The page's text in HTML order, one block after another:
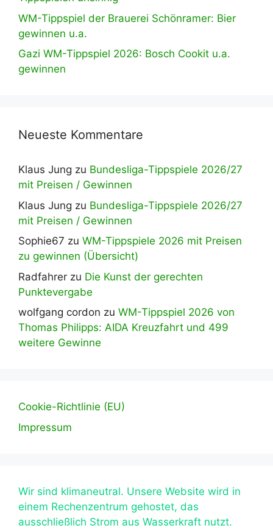
WM-Tippspiel der Brauerei Schönramer: Bier
gewinnen u.a.
Gazi WM-Tippspiel 2026: Bosch Cookit u.a.
gewinnen
Neueste Kommentare
Klaus Jung zu Bundesliga-Tippspiele 2026/27
mit Preisen / Gewinnen
Klaus Jung zu Bundesliga-Tippspiele 2026/27
mit Preisen / Gewinnen
Sophie67 zu WM-Tippspiele 2026 mit Preisen
zu gewinnen (Übersicht)
Radfahrer zu Die Kunst der gerechten
Punktevergabe
wolfgang cordon zu WM-Tippspiel 2026 von
Thomas Philipps: AIDA Kreuzfahrt und 499
weitere Gewinne
Cookie-Richtlinie (EU)
Impressum
Wir sind klimaneutral. Unsere Website wird in
einem Rechenzentrum gehostet, das
ausschließlich Strom aus Wasserkraft nutzt.